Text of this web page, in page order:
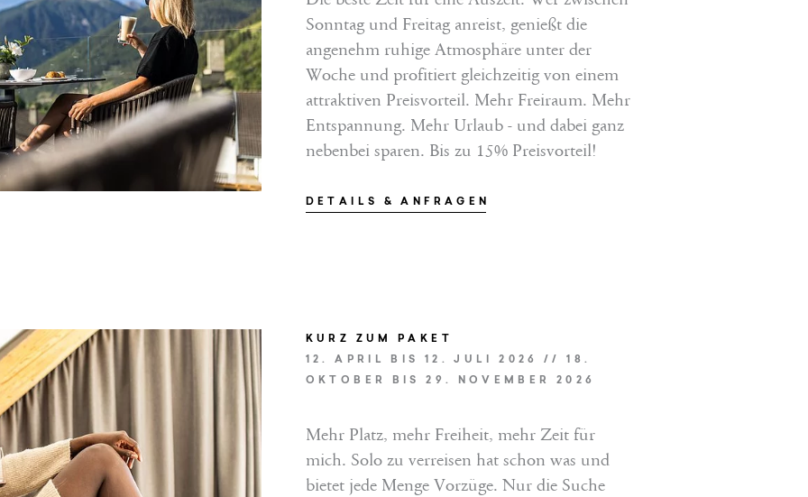
JETZT BUCHEN
Sonntag und Freitag anreist, genießt die
angenehm ruhige Atmosphäre unter der
Woche und profitiert gleichzeitig von einem
attraktiven Preisvorteil. Mehr Freiraum. Mehr
Entspannung. Mehr Urlaub - und dabei ganz
nebenbei sparen. Bis zu 15% Preisvorteil!
DETAILS & ANFRAGEN
EINFACH ANFRAGEN
KURZ ZUM PAKET
12. APRIL BIS 12. JULI 2026 // 18.
OKTOBER BIS 29. NOVEMBER 2026
Mehr Platz, mehr Freiheit, mehr Zeit für
mich. Solo zu verreisen hat schon was und
bietet jede Menge Vorzüge. Nur die Suche